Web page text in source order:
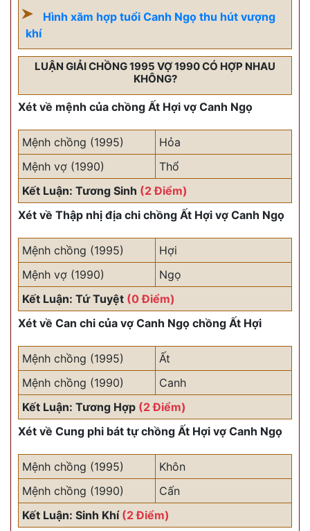
Hình xăm hợp tuổi Canh Ngọ thu hút vượng
khí
LUẬN GIẢI CHỒNG 1995 VỢ 1990 CÓ HỢP NHAU
KHÔNG?
Xét về mệnh của chồng Ất Hợi vợ Canh Ngọ
Mệnh chồng (1995)
Hỏa
Mệnh vợ (1990)
Thổ
Kết Luận: Tương Sinh (2 Điểm)
Xét về Thập nhị địa chi chồng Ất Hợi vợ Canh Ngọ
Mệnh chồng (1995)
Hợi
Mệnh vợ (1990)
Ngọ
Kết Luận: Tứ Tuyệt (0 Điểm)
Xét về Can chi của vợ Canh Ngọ chồng Ất Hợi
Mệnh chồng (1995)
Ất
Mệnh chồng (1990)
Canh
Kết Luận: Tương Hợp (2 Điểm)
Xét về Cung phi bát tự chồng Ất Hợi vợ Canh Ngọ
Mệnh chồng (1995)
Khôn
Mệnh chồng (1990)
Cấn
Kết Luận: Sinh Khí (2 Điểm)